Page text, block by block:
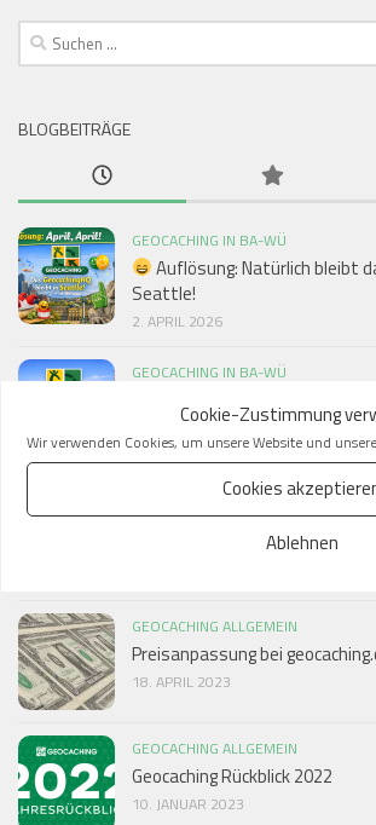
Wir verwenden Cookies, um unsere Website und
Cookies
Ablehnen
Suchen
nach:
BLOGBEITRÄGE
GEOCACHING IN BA-WÜ
Auflösung: Natürlich bleibt
Seattle!
2. APRIL 2026
GEOCACHING IN BA-WÜ
Nachhaltigkeit als neuer Kurs
1. APRIL 2026
GEOCACHING IN BA-WÜ
Nachruf Ignal (Thomas Wiegert)
GEOCACHING ALLGEMEIN
Preisanpassung bei
18. APRIL 2023
GEOCACHING ALLGEMEIN
Geocaching Rückblick 2022
10. JANUAR 2023